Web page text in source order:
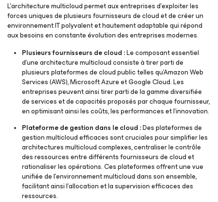
L’architecture multicloud permet aux entreprises d’exploiter les
forces uniques de plusieurs fournisseurs de cloud et de créer un
environnement IT polyvalent et hautement adaptable qui répond
aux besoins en constante évolution des entreprises modernes.
Plusieurs fournisseurs de cloud :Le composant essentiel
d’une architecture multicloud consiste à tirer parti de
plusieurs plateformes de cloud public telles qu’Amazon Web
Services (AWS), Microsoft Azure et Google Cloud. Les
entreprises peuvent ainsi tirer parti de la gamme diversifiée
de services et de capacités proposés par chaque fournisseur,
en optimisant ainsi les coûts, les performances et l’innovation.
Plateforme de gestion dans le cloud :Des plateformes de
gestion multicloud efficaces sont cruciales pour simplifier les
architectures multicloud complexes, centraliser le contrôle
des ressources entre différents fournisseurs de cloud et
rationaliser les opérations. Ces plateformes offrent une vue
unifiée de l’environnement multicloud dans son ensemble,
facilitant ainsi l’allocation et la supervision efficaces des
ressources.